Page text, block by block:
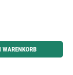
um die Anzahl zu
WARENKORB